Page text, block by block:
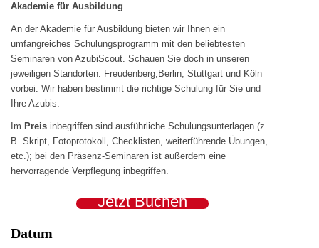
Akademie für Ausbildung
An der Akademie für Ausbildung bieten wir Ihnen ein
umfangreiches Schulungsprogramm mit den beliebtesten
Seminaren von AzubiScout. Schauen Sie doch in unseren
jeweiligen Standorten: Freudenberg,Berlin, Stuttgart und Köln
vorbei. Wir haben bestimmt die richtige Schulung für Sie und
Ihre Azubis.
Im Preis inbegriffen sind ausführliche Schulungsunterlagen (z.
B. Skript, Fotoprotokoll, Checklisten, weiterführende Übungen,
etc.); bei den Präsenz-Seminaren ist außerdem eine
hervorragende Verpflegung inbegriffen.
Jetzt Buchen
Datum